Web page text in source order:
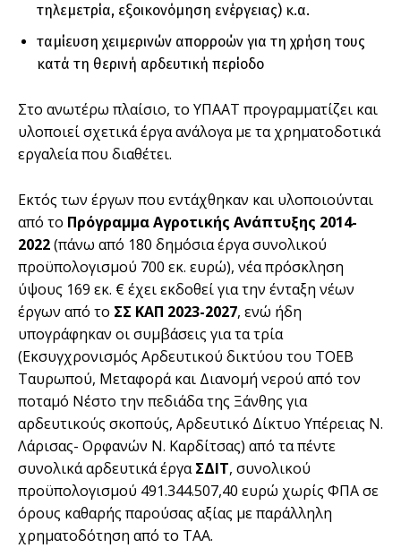
τηλεμετρία, εξοικονόμηση ενέργειας) κ.α.
ταμίευση χειμερινών απορροών για τη χρήση τους
κατά τη θερινή αρδευτική περίοδο
Στο ανωτέρω πλαίσιο, το ΥΠΑΑΤ προγραμματίζει και
υλοποιεί σχετικά έργα ανάλογα με τα χρηματοδοτικά
εργαλεία που διαθέτει.
Εκτός των έργων που εντάχθηκαν και υλοποιούνται
από το Πρόγραμμα Αγροτικής Ανάπτυξης 2014-
2022(πάνω από 180 δημόσια έργα συνολικού
προϋπολογισμού 700 εκ. ευρώ), νέα πρόσκληση
ύψους 169 εκ. € έχει εκδοθεί για την ένταξη νέων
έργων από το ΣΣ ΚΑΠ 2023-2027, ενώ ήδη
υπογράφηκαν οι συμβάσεις για τα τρία
(Εκσυγχρονισμός Αρδευτικού δικτύου του ΤΟΕΒ
Ταυρωπού, Μεταφορά και Διανομή νερού από τον
ποταμό Νέστο την πεδιάδα της Ξάνθης για
αρδευτικούς σκοπούς, Αρδευτικό Δίκτυο Υπέρειας Ν.
Λάρισας- Ορφανών Ν. Καρδίτσας) από τα πέντε
συνολικά αρδευτικά έργαΣΔΙΤ, συνολικού
προϋπολογισμού 491.344.507,40 ευρώ χωρίς ΦΠΑ σε
όρους καθαρής παρούσας αξίας με παράλληλη
χρηματοδότηση από το ΤΑΑ.